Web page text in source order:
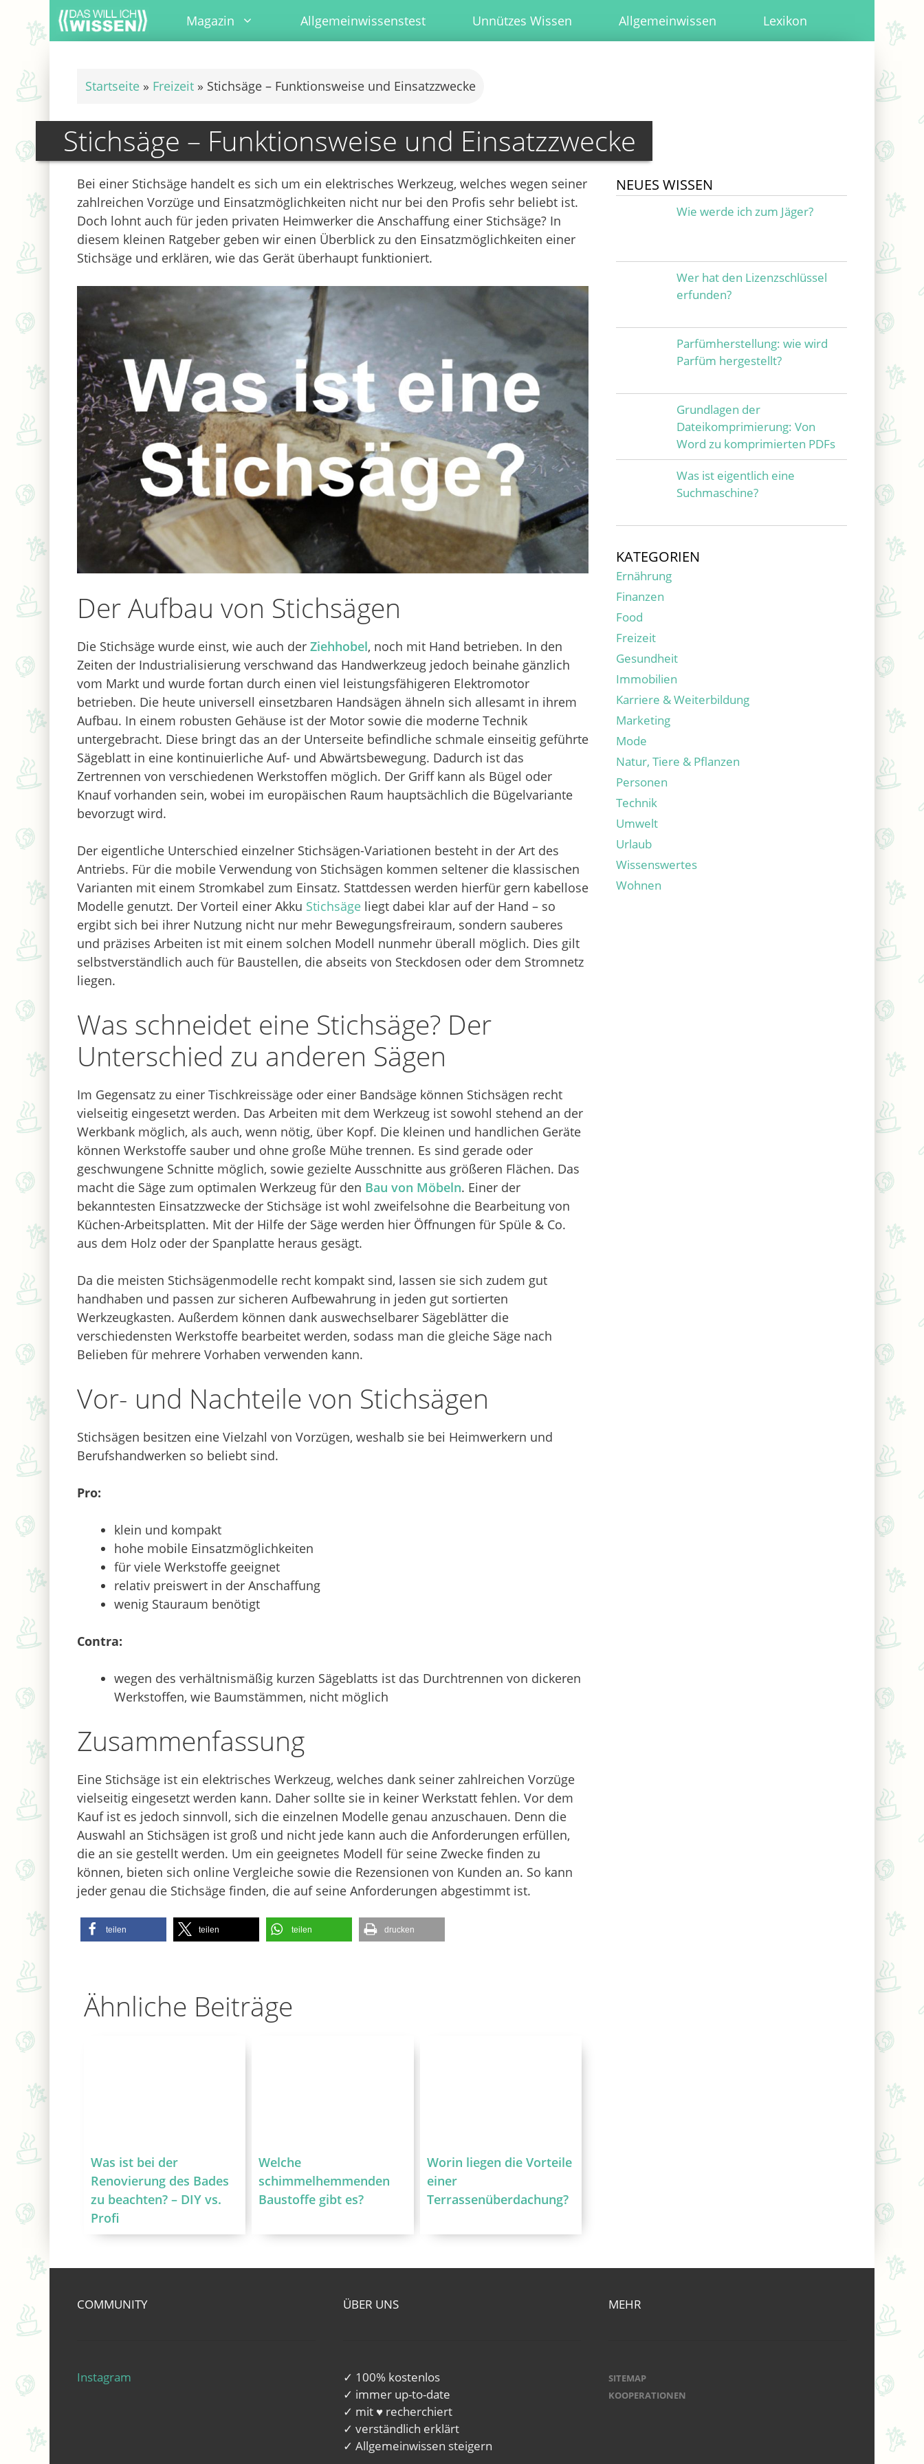
Inhalt
springen
Magazin Allgemeinwissenstest Unnützes Wissen Allgemeinwissen Lexikon
Startseite » Freizeit » Stichsäge – Funktionsweise und Einsatzzwecke
Stichsäge – Funktionsweise und Einsatzzwecke
Bei einer Stichsäge handelt es sich um ein elektrisches Werkzeug, welches wegen seiner
zahlreichen Vorzüge und Einsatzmöglichkeiten nicht nur bei den Profis sehr beliebt ist.
Doch lohnt auch für jeden privaten Heimwerker die Anschaffung einer Stichsäge? In
diesem kleinen Ratgeber geben wir einen Überblick zu den Einsatzmöglichkeiten einer
Stichsäge und erklären, wie das Gerät überhaupt funktioniert.
Der Aufbau von Stichsägen
Die Stichsäge wurde einst, wie auch der Ziehhobel, noch mit Hand betrieben. In den
Zeiten der Industrialisierung verschwand das Handwerkzeug jedoch beinahe gänzlich
vom Markt und wurde fortan durch einen viel leistungsfähigeren Elektromotor
betrieben. Die heute universell einsetzbaren Handsägen ähneln sich allesamt in ihrem
Aufbau. In einem robusten Gehäuse ist der Motor sowie die moderne Technik
untergebracht. Diese bringt das an der Unterseite befindliche schmale einseitig geführte
Sägeblatt in eine kontinuierliche Auf- und Abwärtsbewegung. Dadurch ist das
Zertrennen von verschiedenen Werkstoffen möglich. Der Griff kann als Bügel oder
Knauf vorhanden sein, wobei im europäischen Raum hauptsächlich die Bügelvariante
bevorzugt wird.
Der eigentliche Unterschied einzelner Stichsägen-Variationen besteht in der Art des
Antriebs. Für die mobile Verwendung von Stichsägen kommen seltener die klassischen
Varianten mit einem Stromkabel zum Einsatz. Stattdessen werden hierfür gern kabellose
Modelle genutzt. Der Vorteil einer Akku Stichsäge liegt dabei klar auf der Hand – so
ergibt sich bei ihrer Nutzung nicht nur mehr Bewegungsfreiraum, sondern sauberes
und präzises Arbeiten ist mit einem solchen Modell nunmehr überall möglich. Dies gilt
selbstverständlich auch für Baustellen, die abseits von Steckdosen oder dem Stromnetz
liegen.
Was schneidet eine Stichsäge? Der
Unterschied zu anderen Sägen
Im Gegensatz zu einer Tischkreissäge oder einer Bandsäge können Stichsägen recht
vielseitig eingesetzt werden. Das Arbeiten mit dem Werkzeug ist sowohl stehend an der
Werkbank möglich, als auch, wenn nötig, über Kopf. Die kleinen und handlichen Geräte
können Werkstoffe sauber und ohne große Mühe trennen. Es sind gerade oder
geschwungene Schnitte möglich, sowie gezielte Ausschnitte aus größeren Flächen. Das
macht die Säge zum optimalen Werkzeug für den Bau von Möbeln. Einer der
bekanntesten Einsatzzwecke der Stichsäge ist wohl zweifelsohne die Bearbeitung von
Küchen-Arbeitsplatten. Mit der Hilfe der Säge werden hier Öffnungen für Spüle & Co.
aus dem Holz oder der Spanplatte heraus gesägt.
Da die meisten Stichsägenmodelle recht kompakt sind, lassen sie sich zudem gut
handhaben und passen zur sicheren Aufbewahrung in jeden gut sortierten
Werkzeugkasten. Außerdem können dank auswechselbarer Sägeblätter die
verschiedensten Werkstoffe bearbeitet werden, sodass man die gleiche Säge nach
Belieben für mehrere Vorhaben verwenden kann.
Vor- und Nachteile von Stichsägen
Stichsägen besitzen eine Vielzahl von Vorzügen, weshalb sie bei Heimwerkern und
Berufshandwerken so beliebt sind.
Pro:
klein und kompakt
hohe mobile Einsatzmöglichkeiten
für viele Werkstoffe geeignet
relativ preiswert in der Anschaffung
wenig Stauraum benötigt
Contra:
wegen des verhältnismäßig kurzen Sägeblatts ist das Durchtrennen von dickeren
Werkstoffen, wie Baumstämmen, nicht möglich
Zusammenfassung
Eine Stichsäge ist ein elektrisches Werkzeug, welches dank seiner zahlreichen Vorzüge
vielseitig eingesetzt werden kann. Daher sollte sie in keiner Werkstatt fehlen. Vor dem
Kauf ist es jedoch sinnvoll, sich die einzelnen Modelle genau anzuschauen. Denn die
Auswahl an Stichsägen ist groß und nicht jede kann auch die Anforderungen erfüllen,
die an sie gestellt werden. Um ein geeignetes Modell für seine Zwecke finden zu
können, bieten sich online Vergleiche sowie die Rezensionen von Kunden an. So kann
jeder genau die Stichsäge finden, die auf seine Anforderungen abgestimmt ist.
teilen teilen teilen drucken
Ähnliche Beiträge
Was ist bei der
Renovierung des Bades
zu beachten? – DIY vs.
Profi
Welche
schimmelhemmenden
Baustoffe gibt es?
Worin liegen die Vorteile
einer
Terrassenüberdachung?
NEUES WISSEN
Wie werde ich zum Jäger?
Wer hat den Lizenzschlüssel
erfunden?
Parfümherstellung: wie wird
Parfüm hergestellt?
Grundlagen der
Dateikomprimierung: Von
Word zu komprimierten PDFs
Was ist eigentlich eine
Suchmaschine?
KATEGORIEN
Ernährung
Finanzen
Food
Freizeit
Gesundheit
Immobilien
Karriere & Weiterbildung
Marketing
Mode
Natur, Tiere & Pflanzen
Personen
Technik
Umwelt
Urlaub
Wissenswertes
Wohnen
COMMUNITY
Instagram
ÜBER UNS
✓ 100% kostenlos
✓ immer up-to-date
✓ mit ♥ recherchiert
✓ verständlich erklärt
✓ Allgemeinwissen steigern
MEHR
SITEMAP
KOOPERATIONEN